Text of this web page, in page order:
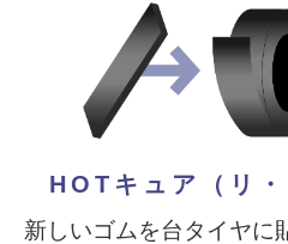
HOTキュア（リ
新しいゴムを台タイヤに